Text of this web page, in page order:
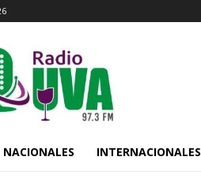
NACIONALES INTERNACIONALES